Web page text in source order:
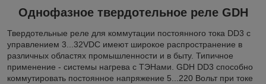
Однофазное твердотельное реле GDH
Твердотельные реле для коммутации постоянного тока DD3 с
управлением 3...32VDC имеют широкое распространение в
различных областях промышленности и в быту. Типичное
применение - системы нагрева с ТЭНами. GDH DD3 способно
коммутировать постоянное напряжение 5...220 Вольт при токе